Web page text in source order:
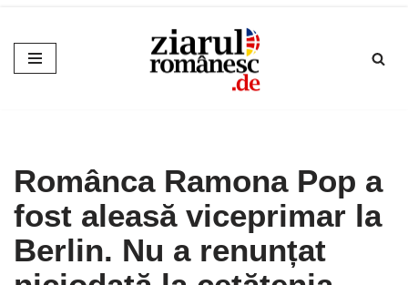
Sari
la
Românca Ramona Pop a
fost aleasă viceprimar la
Berlin. Nu a renunțat